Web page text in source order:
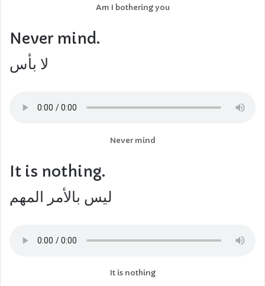
Am I bothering you
Never mind.
لا بأس
Never mind
It is nothing.
ليس بالأمر المهم
It is nothing